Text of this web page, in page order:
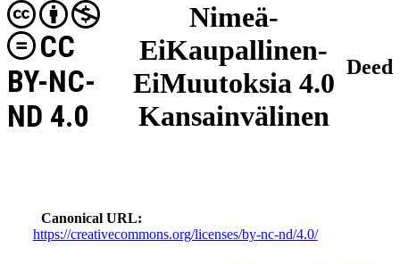
Nimeä-
EiKaupallinen-
EiMuutoksia 4.0
Kansainvälinen
CC
BY-NC-
ND 4.0
Deed
Canonical URL
https://creativecommons.org/licenses/by-nc-nd/4.0/